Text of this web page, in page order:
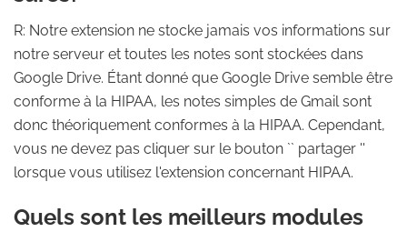
R: Notre extension ne stocke jamais vos informations sur
notre serveur et toutes les notes sont stockées dans
Google Drive. Étant donné que Google Drive semble être
conforme à la HIPAA, les notes simples de Gmail sont
donc théoriquement conformes à la HIPAA. Cependant,
vous ne devez pas cliquer sur le bouton `` partager ''
lorsque vous utilisez l'extension concernant HIPAA.
Quels sont les meilleurs modules